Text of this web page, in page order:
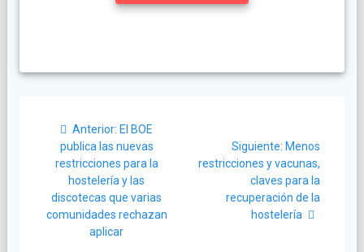
entradas
Anterior: Post
anterior:
El BOE
publica las nuevas
restricciones para la
hostelería y las
discotecas que varias
comunidades rechazan
aplicar
Siguiente: Siguiente
post:
Menos
restricciones y vacunas,
claves para la
recuperación de la
hostelería